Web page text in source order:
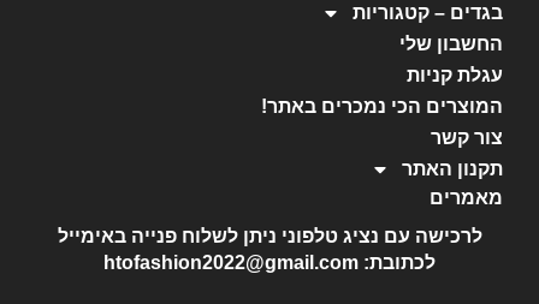
בגדים – קטגוריות
החשבון שלי
עגלת קניות
המוצרים הכי נמכרים באתר!
צור קשר
תקנון האתר
מאמרים
לרכישה עם נציג טלפוני ניתן לשלוח פנייה באימייל
לכתובת: htofashion2022@gmail.com